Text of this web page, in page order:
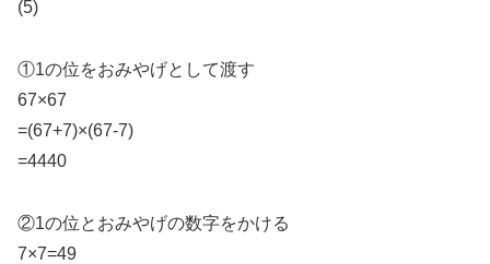
(5)
①1の位をおみやげとして渡す
67×67
=(67+7)×(67-7)
=4440
②1の位とおみやげの数字をかける
7×7=49